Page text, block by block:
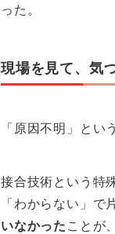
った。
現場を見て、気
「原因不明」とい
接合技術という特
「わからない」
いなかった ことが